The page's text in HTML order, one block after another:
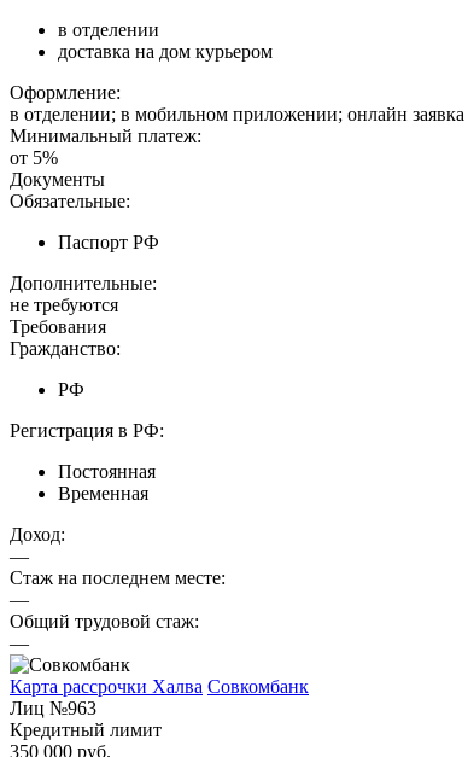
в отделении
доставка на дом курьером
Оформление:
в отделении; в мобильном приложении; онлайн
Минимальный платеж:
от 5%
Документы
Обязательные:
Паспорт РФ
Дополнительные:
не требуются
Требования
Гражданство:
РФ
Регистрация в РФ:
Постоянная
Временная
Доход:
—
Стаж на последнем месте:
—
Общий трудовой стаж:
—
Карта рассрочки Халва Совкомбанк
Лиц №963
Кредитный лимит
350 000 руб.